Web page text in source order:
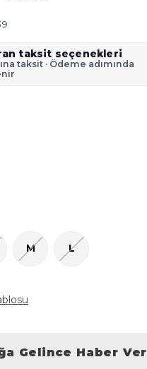
taksit seçenekleri
taksit · Ödeme adımında
M L
Gelince Haber Ver